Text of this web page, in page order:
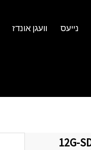
וועגן אונדז נייעס